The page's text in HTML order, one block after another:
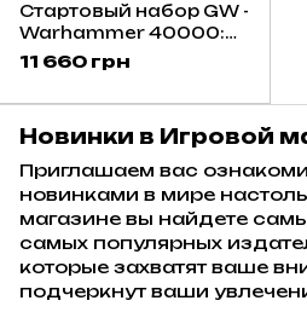
Стартовый набор GW -
Warhammer 40000:
Armageddon
11 660 грн
Новинки в Игровой
Приглашаем вас
новинками в мире
магазине вы найдете
самых популярных
которые захватят ваше
подчеркнут ваши